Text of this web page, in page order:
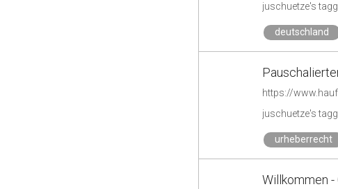
juschuetze's
deutschland
juschuetze's
urheberrecht
Willkommen -